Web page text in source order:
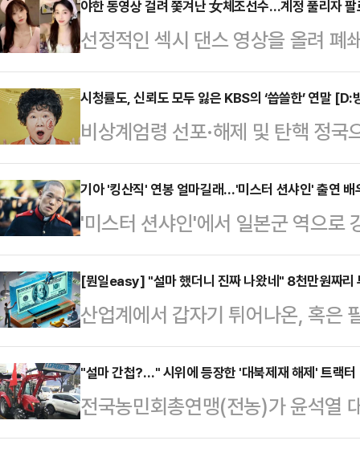
야한 동영상 걸려 쫓겨난 女체조선수…계정 풀리자
선정적인 섹시 댄스 영상을 올려 폐
(SNS) 계정이 복원된 지 단 하루
(현지 시각) 홍콩 사우스차이나모
선수권 대회에 중국 체조대표팀 자
승한 전적이 있는 우 리우팡(30)
다.그는 2012년 올림픽 선발전에
전할 수 없게 됐다. 이후 갑작스럽
후 우는 2…
시청률도, 신뢰도 모두 잃은 KBS의 ‘씁쓸한’ 연말 [D:
비상계엄령 선포·해제 및 탄핵 정
들이 결방했지만 이 틈을 뉴스 특보
역할’을 다시금 상기시키고 있다.
들의 떨어진 신뢰도를 입증했으며,
상식에 대한 기대감도 크지 않은 상
지난 14일, MBC는 뉴스 특보로
입증했다. 평균 6% 내외의 시청률
의 시청률을 기록…
기아 '킹산직' 연봉 얼마길래…'미스터 션샤인' 출연 배
'미스터 션샤인'에서 일본군 역으로
생산직 채용에 지원했던 사실이 뒤
스타그램에 "탈락. 메리 크리스마
시지를 캡처한 사진을 올렸다.메시
하지 못하지만 기아의 다른 공고를
다'라는 내용이 적혀있었다.이정현
용'에 응시했다가 서류 전형에서 탈
재채용 홈페이지를 통…
[뭔일easy] "설마 했더니 진짜 나왔네" 8천만원짜리
산업계에서 갑자기 튀어나온, 혹은
펴봅니다. 특정 산업 분야의 직‧간
관심이 많은 일반 독자들을 위해 데
풀어드립니다.#포지티브적 해석:
거티브적 해석: 벤츠 한 대가 벽에
"설마 간첩?…" 시위에 등장한 '대북제재 해제' 트랙터
전국농민회총연맹(전농)가 윤석열
가운데 일부 트랙터에 '대북제재 해